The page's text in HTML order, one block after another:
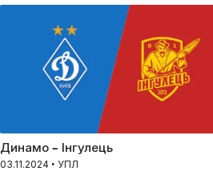
Динамо – Інгулець
03.11.2024 • УПЛ